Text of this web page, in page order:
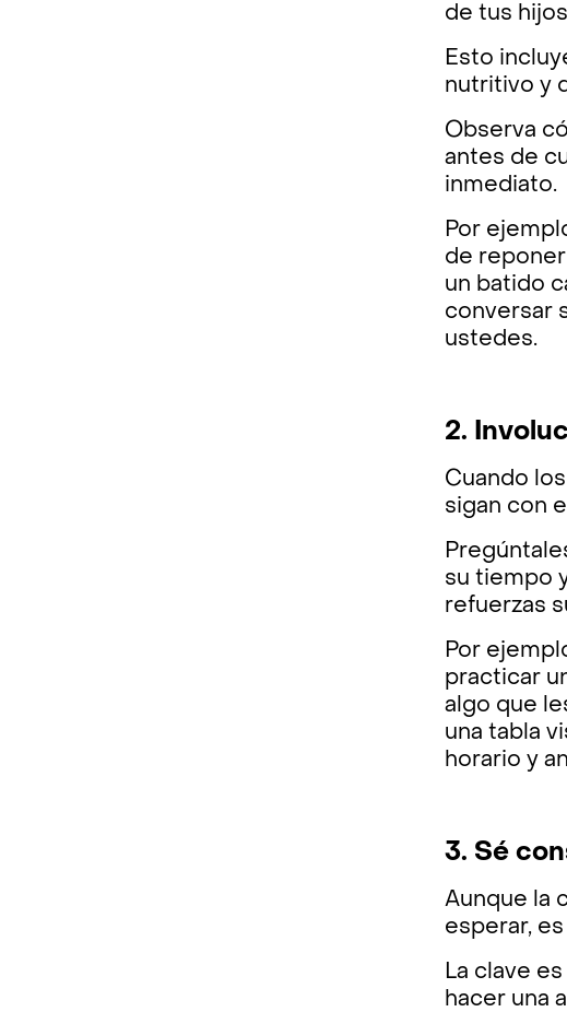
de tus
Esto
nutritivo y
Observa
antes de
inmediato.
Por
de
un batido
conversar
ustedes.
2.
Cuando
sigan con
su tiempo
refuerzas
Por
practicar
algo que
una tabla
horario y
3. Sé
Aunque la
esperar,
La clave
hacer una